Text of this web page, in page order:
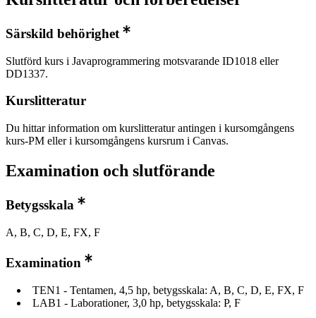
Särskild behörighet
Slutförd kurs i Javaprogrammering motsvarande ID1018 eller
DD1337.
Kurslitteratur
Du hittar information om kurslitteratur antingen i kursomgångens
kurs-PM eller i kursomgångens kursrum i Canvas.
Examination och slutförande
Betygsskala
A, B, C, D, E, FX, F
Examination
TEN1 - Tentamen, 4,5 hp, betygsskala: A, B, C, D, E, FX, F
LAB1 - Laborationer, 3,0 hp, betygsskala: P, F